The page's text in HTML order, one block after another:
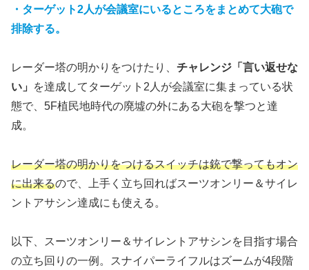
・ターゲット2人が会議室にいるところをまとめて大砲で
排除する。
レーダー塔の明かりをつけたり、 チャレンジ「言い返せな
い」
を達成してターゲット2人が会議室に集まっている状
態で、5F植民地時代の廃墟の外にある大砲を撃つと達
成。
レーダー塔の明かりをつけるスイッチは銃で撃ってもオン
に出来るので、上手く立ち回ればスーツオンリー＆サイレ
ントアサシン達成にも使える。
以下、スーツオンリー＆サイレントアサシンを目指す場合
の立ち回りの一例。スナイパーライフルはズームが4段階